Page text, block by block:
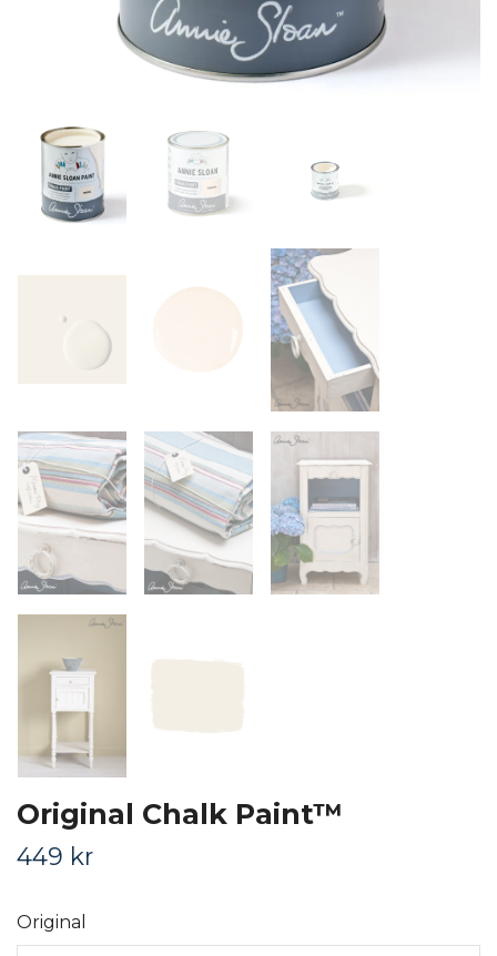
Original Chalk Paint™
449 kr
Original